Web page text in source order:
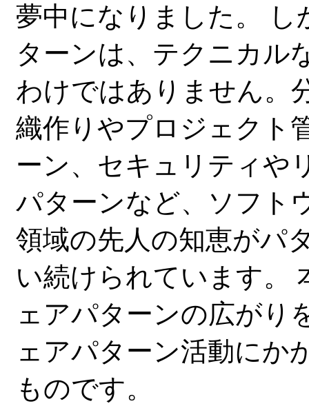
夢中になりました。
ターンは、テクニカル
わけではありません。
織作りやプロジェクト
ーン、セキュリティや
パターンなど、ソフト
領域の先人の知恵がパ
い続けられています。
ェアパターンの広がり
ェアパターン活動にか
ものです。